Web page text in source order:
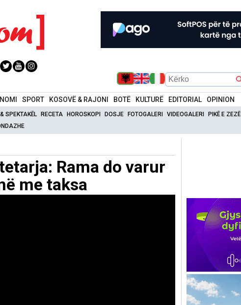
SPORT KOSOVË & RAJONI BOTË KULTURË EDITORIAL OPINION
SPEKTAKËL RECETA HOROSKOPI DOSJE FOTOGALERI VIDEOGALERI PIKË E ZEZË
Rama do varur
me taksa